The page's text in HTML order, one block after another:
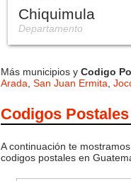
Chiquimula
Departamento
Más municipios y Codigo
Arada San Juan Ermita
Codigos
A continuación te
codigos postales en